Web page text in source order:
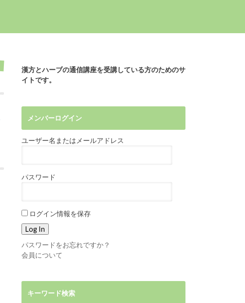
漢方とハーブの通信講座を受講している方のためのサ
イトです。
メンバーログイン
ユーザー名またはメールアドレス
パスワード
ログイン情報を保存
パスワードをお忘れですか？
会員について
キーワード検索